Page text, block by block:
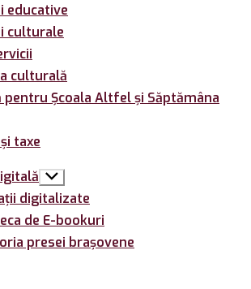
educative
culturale
culturală
pentru Şcoala Altfel și Săptămâna
taxe
Arată
submeniul
digitalizate
de E-bookuri
presei brașovene